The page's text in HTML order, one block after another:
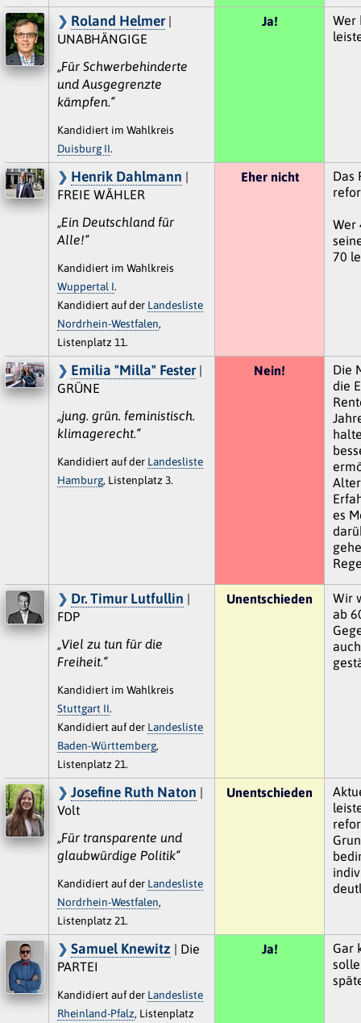
Roland Helmer|
UNABHÄNGIGE
„Für Schwerbehinderte
und Ausgegrenzte
kämpfen.“
Kandidiert im Wahlkreis
Duisburg II.
Ja!
Wer
Henrik Dahlmann |
FREIE WÄHLER
„Ein Deutschland für
Alle!“
Kandidiert im Wahlkreis
Wuppertal I.
Kandidiert auf der Landesliste
Nordrhein-Westfalen,
Listenplatz 11.
Eher nicht
Das
Wer
70
Emilia "Milla" Fester|
GRÜNE
„jung. grün. feministisch.
klimagerecht.“
Kandidiert auf der Landesliste
Hamburg, Listenplatz 3.
Nein!
Die
die
es
Dr. Timur Lutfullin |
FDP
„Viel zu tun für die
Freiheit.“
Kandidiert im Wahlkreis
Stuttgart II.
Kandidiert auf der Landesliste
Baden-Württemberg,
Listenplatz 21.
Unentschieden
Wir
ab
Josefine Ruth Naton |
Volt
„Für transparente und
glaubwürdige Politik“
Kandidiert auf der Landesliste
Nordrhein-Westfalen,
Listenplatz 21.
Unentschieden
Samuel Knewitz | Die
PARTEI
Kandidiert auf der Landesliste
Rheinland-Pfalz, Listenplatz
Ja!
Gar